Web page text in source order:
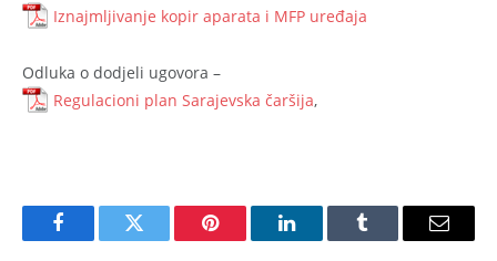
Iznajmljivanje kopir aparata i MFP uređaja
Odluka o dodjeli ugovora –
Regulacioni plan Sarajevska čaršija,
FacebookTwitter Pinterest LinkedInTumblr Email